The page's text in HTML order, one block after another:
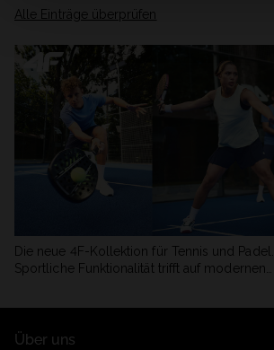
Alle Einträge überprüfen
Die neue 4F-Kollektion für Tennis und Padel.
Sportliche Funktionalität trifft auf modernen
Über uns